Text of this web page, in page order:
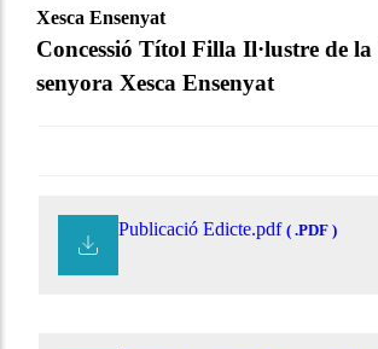
Xesca Ensenyat
Concessió Títol Filla Il·lustre de
senyora Xesca Ensenyat
Publicació Edicte.pdf ( .PDF )